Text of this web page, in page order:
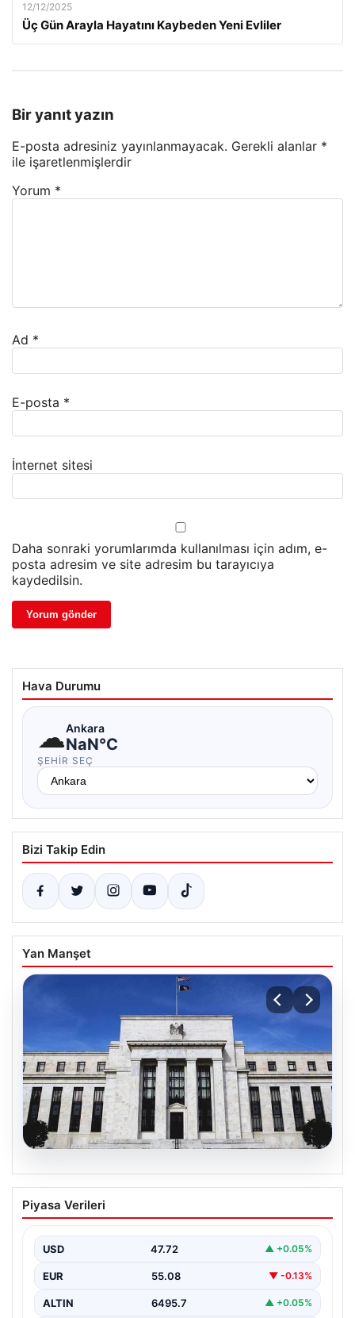
12/12/2025
Üç Gün Arayla Hayatını Kaybeden Yeni Evliler
Bir yanıt yazın
E-posta adresiniz yayınlanmayacak. Gerekli alanlar *
ile işaretlenmişlerdir
Yorum *
Ad *
E-posta *
İnternet sitesi
Daha sonraki yorumlarımda kullanılması için adım, e-
posta adresim ve site adresim bu tarayıcıya
kaydedilsin.
Hava Durumu
☁Ankara
NaN°C
ŞEHIR SEÇ
Bizi Takip Edin
Yan Manşet
Fed faizi sabit tuttu
Piyasa Verileri
USD 47.72 ▲ +0.05%
EUR 55.08 ▼ -0.13%
ALTIN 6495.7 ▲ +0.05%